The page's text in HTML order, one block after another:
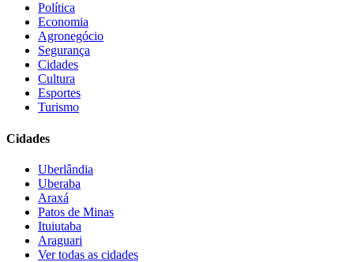
Política
Economia
Agronegócio
Segurança
Cidades
Cultura
Esportes
Turismo
Cidades
Uberlândia
Uberaba
Araxá
Patos de Minas
Ituiutaba
Araguari
Ver todas as cidades